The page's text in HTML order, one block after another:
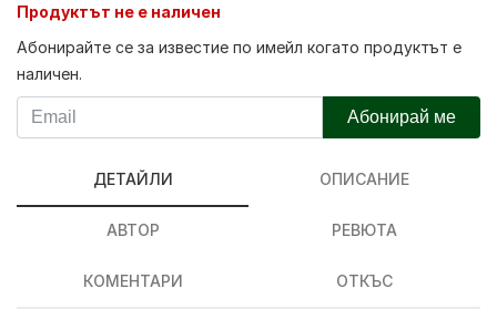
Продуктът не е наличен
Абонирайте се за известие по имейл когато продуктът е
наличен.
Абонирай ме
ДЕТАЙЛИ ОПИСАНИЕ
АВТОР РЕВЮТА
КОМЕНТАРИ ОТКЪС